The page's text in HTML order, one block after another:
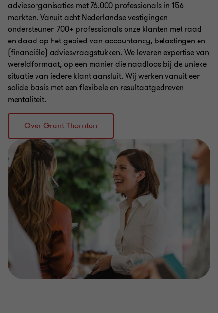
adviesorganisaties met 76.000 professionals in 156
markten. Vanuit acht Nederlandse vestigingen
ondersteunen 700+ professionals onze klanten met raad
en daad op het gebied van accountancy, belastingen en
(financiële) adviesvraagstukken. We leveren expertise van
wereldformaat, op een manier die naadloos bij de unieke
situatie van iedere klant aansluit. Wij werken vanuit een
solide basis met een flexibele en resultaatgedreven
mentaliteit.
Over Grant Thornton